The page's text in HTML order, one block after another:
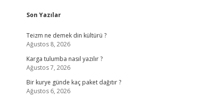
Sidebar
Son Yazılar
Teizm ne demek din kültürü ?
Ağustos 8, 2026
Karga tulumba nasıl yazılır ?
Ağustos 7, 2026
Bir kurye günde kaç paket dağıtır ?
Ağustos 6, 2026